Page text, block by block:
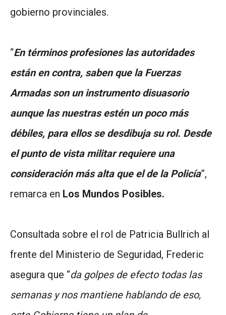
gobierno provinciales.
“En términos profesiones las autoridades
están en contra, saben que la Fuerzas
Armadas son un instrumento disuasorio
aunque las nuestras estén un poco más
débiles, para ellos se desdibuja su rol. Desde
el punto de vista militar requiere una
consideración más alta que el de la Policía”,
remarca en Los Mundos Posibles.
Consultada sobre el rol de Patricia Bullrich al
frente del Ministerio de Seguridad, Frederic
asegura que “da golpes de efecto todas las
semanas y nos mantiene hablando de eso,